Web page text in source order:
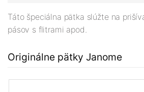
Táto špeciálna pätka slúžte na
pásov s flitrami apod.
Originálne pätky Janome